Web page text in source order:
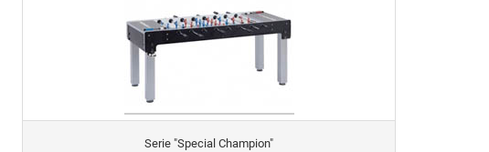
Serie "Special Champion"